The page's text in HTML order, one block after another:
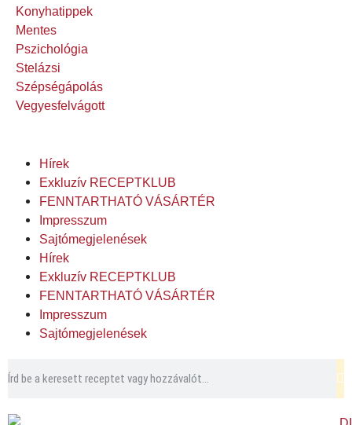
Konyhatippek
Mentes
Pszichológia
Stelázsi
Szépségápolás
Vegyesfelvágott
Hírek
Exkluzív RECEPTKLUB
FENNTARTHATÓ VÁSÁRTÉR
Impresszum
Sajtómegjelenések
Hírek
Exkluzív RECEPTKLUB
FENNTARTHATÓ VÁSÁRTÉR
Impresszum
Sajtómegjelenések